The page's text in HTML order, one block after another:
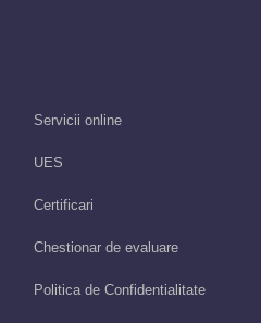
Servicii online
UES
Certificari
Chestionar de evaluare
Politica de Confidentialitate